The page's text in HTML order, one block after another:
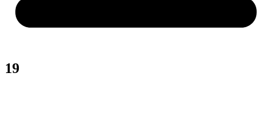
19